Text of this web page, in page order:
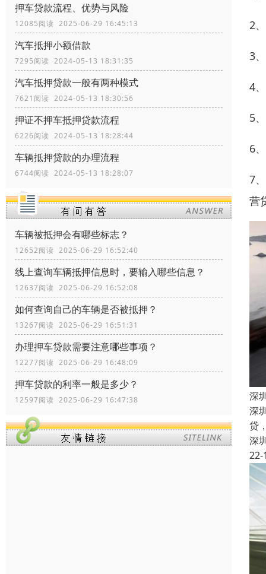
押车贷款流程、优势与风险
12085阅读 2025-06-29 16:45:13
汽车抵押小额借款
7295阅读 2024-05-13 18:31:35
汽车抵押贷款一般有两种模式
7621阅读 2024-05-13 18:30:56
押证不押车抵押贷款流程
6226阅读 2024-05-13 18:28:44
车辆抵押贷款的办理流程
6744阅读 2024-05-13 18:28:07
车辆被抵押会有哪些标志？
12652阅读 2025-06-29 16:52:40
线上查询车辆抵押信息时，要输入哪些信息？
12637阅读 2025-06-29 16:52:08
如何查询自己的车辆是否被抵押？
13267阅读 2025-06-29 16:51:31
办理押车贷款需要注意哪些事项？
12277阅读 2025-06-29 16:48:09
押车贷款的利率一般是多少？
12597阅读 2025-06-29 16:47:38
2
3
4
5
6
7
营
深
深
贷
深
22-